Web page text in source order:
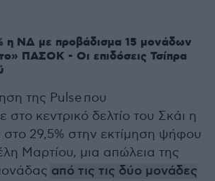
η ΝΔ με προβάδισμα 15 μονάδων
ΠΑΣΟΚ - Οι επιδόσεις Τσίπρα
της Pulse που
στο κεντρικό δελτίο του Σκάι η
29,5% στην εκτίμηση ψήφου
Μαρτίου, μια απώλεια της
από τις τις δύο μονάδες